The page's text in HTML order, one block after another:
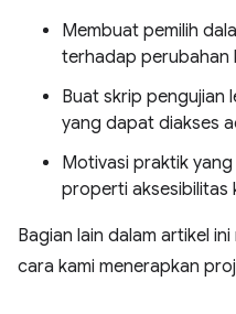
Membuat pemilih
terhadap perubahan
Buat skrip pengujian
yang dapat diakses
Motivasi praktik
properti aksesibilitas
Bagian lain dalam artikel
cara kami menerapkan